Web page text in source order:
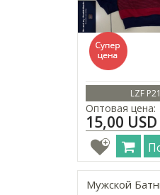
LZF
Оптовая цена:
15,00 USD
Мужской